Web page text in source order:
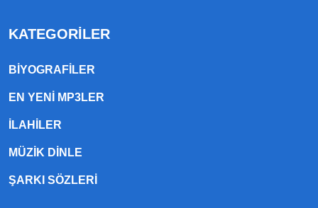
KATEGORILER
BIYOGRAFILER
EN YENI MP3LER
ILAHILER
MÜZIK DINLE
ŞARKI SÖZLERI